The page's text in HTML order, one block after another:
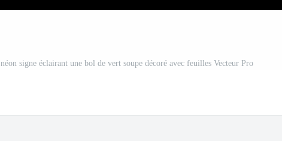
néon signe éclairant une bol de vert soupe décoré avec feuilles Vecteur Pro